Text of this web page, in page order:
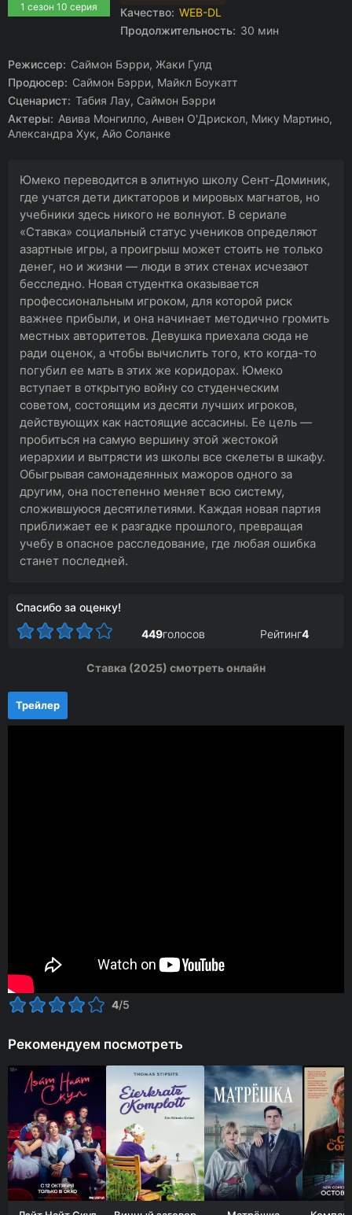
1 сезон 10 серия Качество: WEB-DL
Продолжительность: 30 мин
Режиссер: Саймон Бэрри, Жаки Гулд
Продюсер: Саймон Бэрри, Майкл Боукатт
Сценарист: Табия Лау, Саймон Бэрри
Актеры: Авива Монгилло, Анвен О'Дрискол, Мику Мартино,
Александра Хук, Айо Соланке
Юмеко переводится в элитную школу Сент-Доминик,
где учатся дети диктаторов и мировых магнатов, но
учебники здесь никого не волнуют. В сериале
«Ставка» социальный статус учеников определяют
азартные игры, а проигрыш может стоить не только
денег, но и жизни — люди в этих стенах исчезают
бесследно. Новая студентка оказывается
профессиональным игроком, для которой риск
важнее прибыли, и она начинает методично громить
местных авторитетов. Девушка приехала сюда не
ради оценок, а чтобы вычислить того, кто когда-то
погубил ее мать в этих же коридорах. Юмеко
вступает в открытую войну со студенческим
советом, состоящим из десяти лучших игроков,
действующих как настоящие ассасины. Ее цель —
пробиться на самую вершину этой жестокой
иерархии и вытрясти из школы все скелеты в шкафу.
Обыгрывая самонадеянных мажоров одного за
другим, она постепенно меняет всю систему,
сложившуюся десятилетиями. Каждая новая партия
приближает ее к разгадке прошлого, превращая
учебу в опасное расследование, где любая ошибка
станет последней.
Спасибо за оценку!
449голосов Рейтинг4
Ставка (2025) смотреть онлайн
Трейлер
4/5
Рекомендуем посмотреть